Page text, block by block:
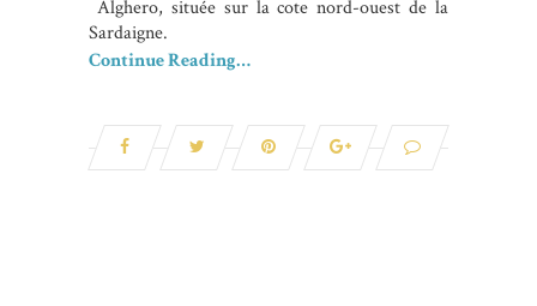
Alghero, située sur la cote nord-ouest de la
Sardaigne.
Continue Reading…